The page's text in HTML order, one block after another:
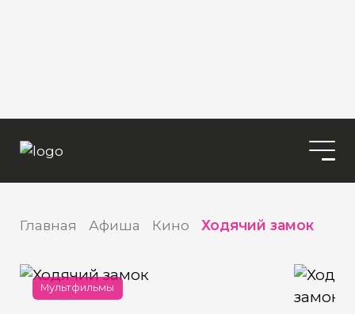
Главная Афиша Кино Ходячий замок
Мультфильмы